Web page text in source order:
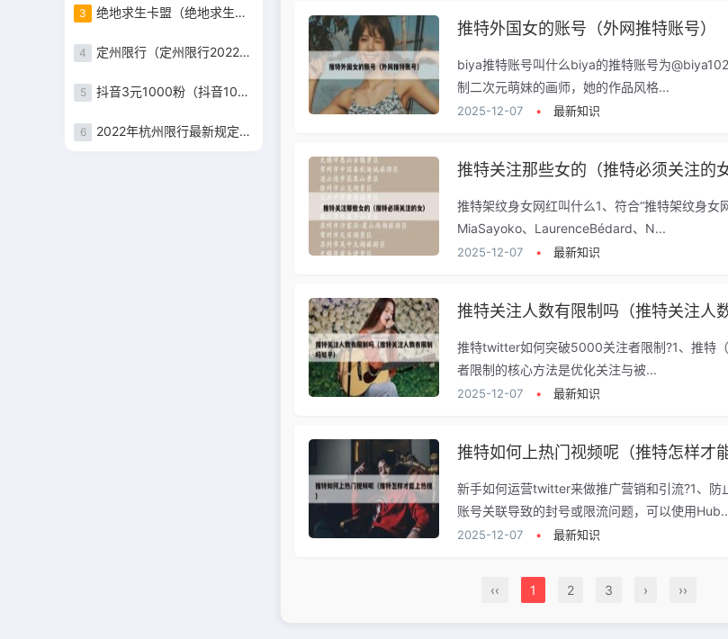
3 绝地求生卡盟（绝地求生卡盟在线自助下单）
4 定州限行（定州限行2022年8月最新通知）
5 抖音3元1000粉（抖音1000粉）
6 2022年杭州限行最新规定（杭州限行时间2022最新规定）
推特外国女的账号（外网推特账号）
biya推特账号叫什么biya的推特账号为
制二次元萌妹的画师，她的作品风格...
2025-12-07 • 最新知识
推特关注那些女的（推特必须关注的女
推特架纹身女网红叫什么1、符合“推特架纹身女
MiaSayoko、LaurenceBédard、N...
2025-12-07 • 最新知识
推特关注人数有限制吗（推特关注人
推特twitter如何突破5000关注者限制?1、推特
者限制的核心方法是优化关注与被...
2025-12-07 • 最新知识
推特如何上热门视频呢（推特怎样才
新手如何运营twitter来做推广营销和引流?1、防
账号关联导致的封号或限流问题，可以使用
2025-12-07 • 最新知识
‹‹ 1 2 3 › ››